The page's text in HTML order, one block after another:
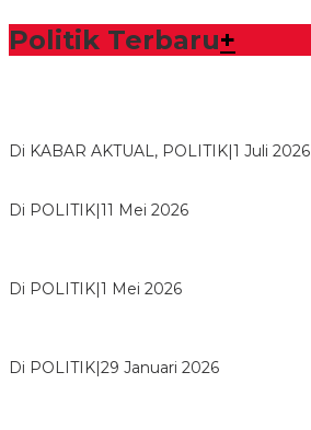
Politik Terbaru+
Di KABAR AKTUAL, POLITIK|1 Juli 2026
Di POLITIK|11 Mei 2026
Di POLITIK|1 Mei 2026
Di POLITIK|29 Januari 2026